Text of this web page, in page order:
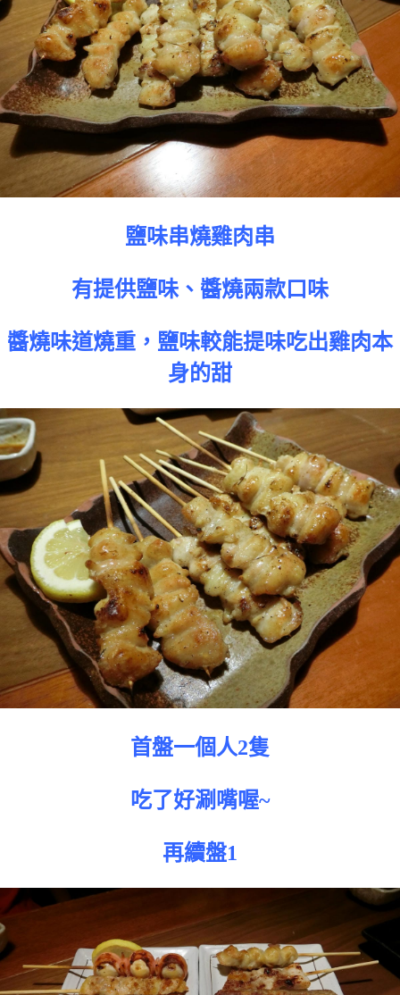
鹽味串燒雞肉串
有提供鹽味、醬燒兩款口味
醬燒味道燒重，鹽味較能提味吃出雞肉本
身的甜
首盤一個人2隻
吃了好涮嘴喔~
再續盤1